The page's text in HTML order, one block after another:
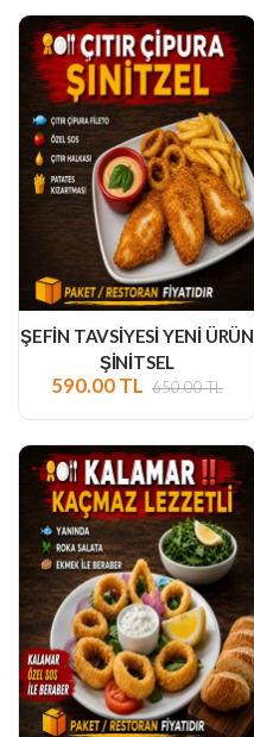
ŞEFİN TAVSİYESİ YENİ ÜRÜN
ŞİNİTSEL
590.00 TL